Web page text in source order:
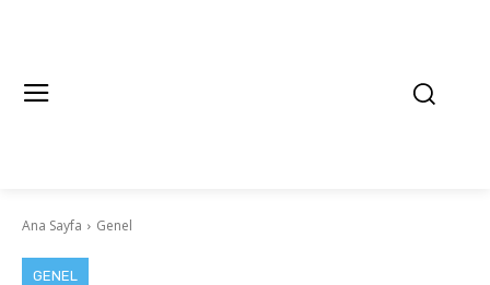
Ana Sayfa Genel
GENEL